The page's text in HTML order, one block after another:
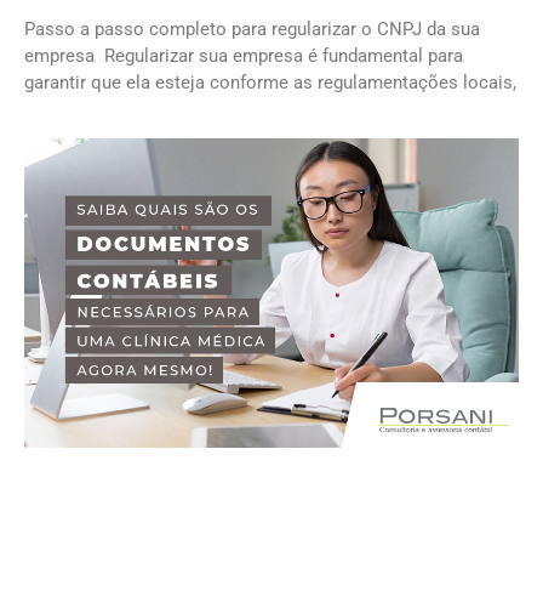
Passo a passo completo para regularizar o CNPJ da sua
empresa Regularizar sua empresa é fundamental para
garantir que ela esteja conforme as regulamentações locais,